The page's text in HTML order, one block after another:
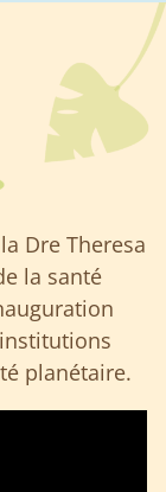
Dre Theresa
la santé
planétaire.